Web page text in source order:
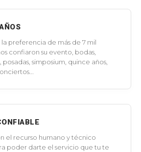
preferencia de más de 7 mil
confiaron su evento, bodas,
simposium, quince años,
el recurso humano y técnico
poder darte el servicio que tu te